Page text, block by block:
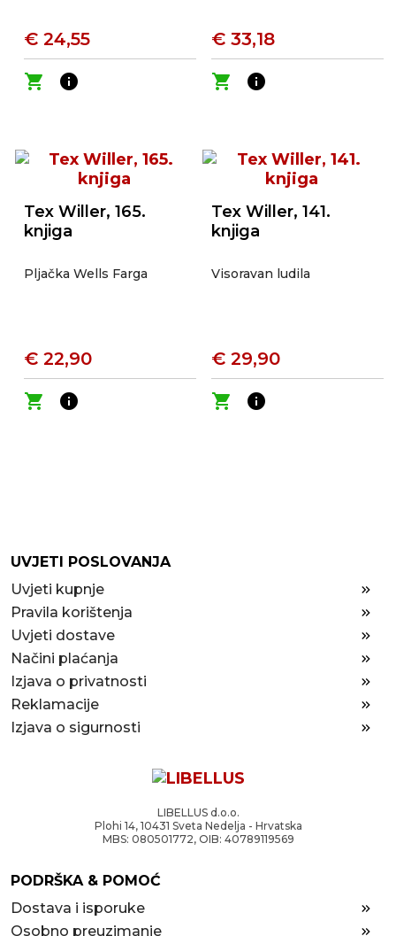
€ 24,55
shopping_cart
info
€ 33,18
shopping_cart
info
Tex Willer, 165.
knjiga
Pljačka Wells Farga
€ 22,90
shopping_cart
info
Tex Willer, 141.
knjiga
Visoravan ludila
€ 29,90
shopping_cart
info
UVJETI POSLOVANJA
Uvjeti kupnje
Pravila korištenja
Uvjeti dostave
Načini plaćanja
Izjava o privatnosti
Reklamacije
Izjava o sigurnosti
LIBELLUS d.o.o.
Plohi 14, 10431 Sveta Nedelja - Hrvatska
MBS: 080501772, OIB: 40789119569
PODRŠKA & POMOĆ
Dostava i isporuke
Osobno preuzimanje